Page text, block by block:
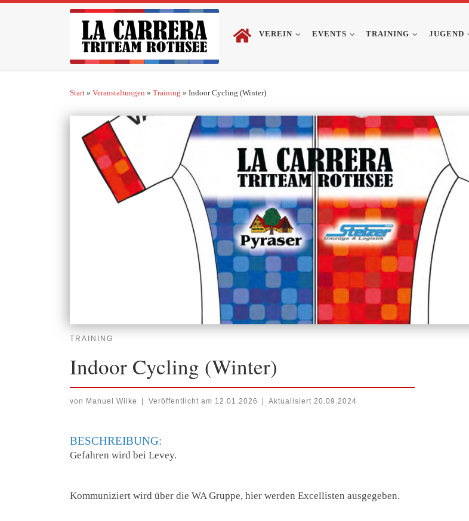
Zum Inhalt springen
VEREIN EVENTS TRAINING JUGEND
Start » Veranstaltungen » Training » Indoor Cycling (Winter)
TRAINING
Indoor Cycling (Winter)
von Manuel Wilke Veröffentlicht am 12.01.2026 Aktualisiert 20.09.2024
BESCHREIBUNG:
Gefahren wird bei Levey.
Kommuniziert wird über die WA Gruppe, hier werden Excellisten ausgegeben.